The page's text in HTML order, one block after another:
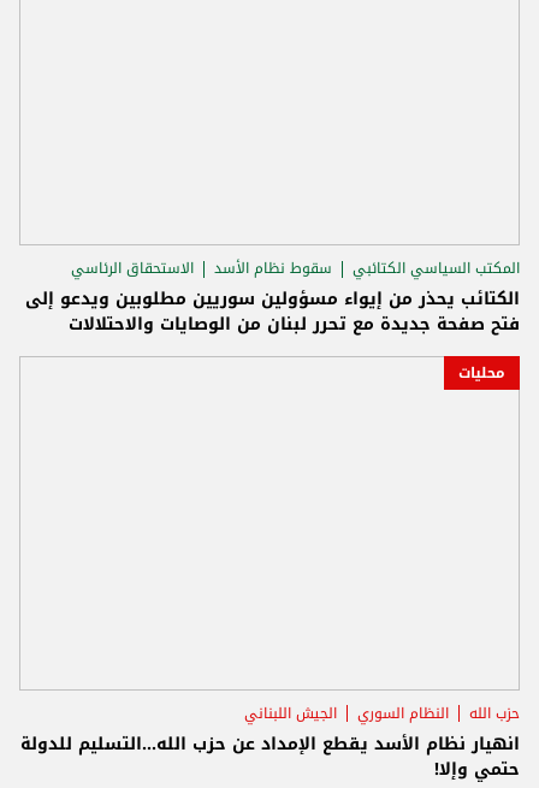
المكتب السياسي الكتائبي سقوط نظام الأسد الاستحقاق الرئاسي
الكتائب يحذر من إيواء مسؤولين سوريين مطلوبين ويدعو إلى
فتح صفحة جديدة مع تحرر لبنان من الوصايات والاحتلالات
محليات
حزب الله النظام السوري الجيش اللبناني
انهيار نظام الأسد يقطع الإمداد عن حزب الله...التسليم للدولة
حتمي وإلا!